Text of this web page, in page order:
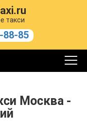
такси
88-85
Москва -